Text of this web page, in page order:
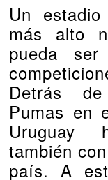
Un
más alto
pueda
Detrás
Pumas en
Uruguay
también
país. A